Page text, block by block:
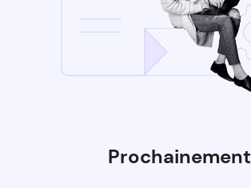
Prochainement